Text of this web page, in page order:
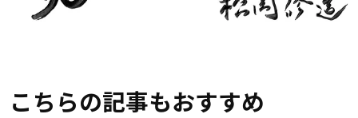
こちらの記事もおすすめ